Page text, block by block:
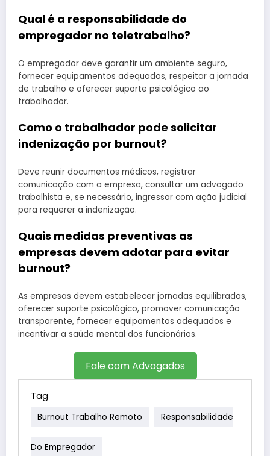
Qual é a responsabilidade do
empregador no teletrabalho?
O empregador deve garantir um ambiente seguro,
fornecer equipamentos adequados, respeitar a jornada
de trabalho e oferecer suporte psicológico ao
trabalhador.
Como o trabalhador pode solicitar
indenização por burnout?
Deve reunir documentos médicos, registrar
comunicação com a empresa, consultar um advogado
trabalhista e, se necessário, ingressar com ação judicial
para requerer a indenização.
Quais medidas preventivas as
empresas devem adotar para evitar
burnout?
As empresas devem estabelecer jornadas equilibradas,
oferecer suporte psicológico, promover comunicação
transparente, fornecer equipamentos adequados e
incentivar a saúde mental dos funcionários.
Fale com Advogados
Tag
Burnout Trabalho Remoto Responsabilidade
Do Empregador